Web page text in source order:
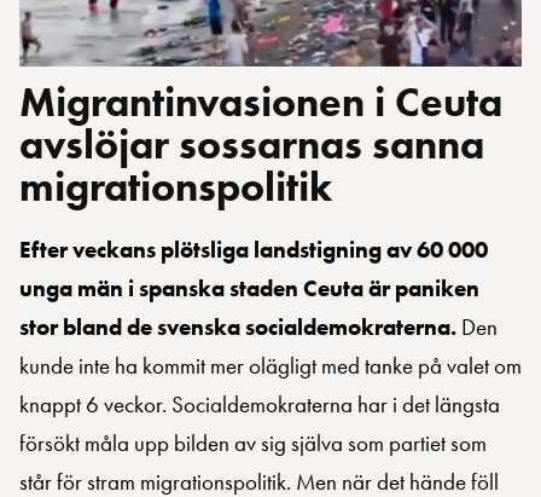
Migrantinvasionen i Ceuta
avslöjar sossarnas sanna
migrationspolitik
Efter veckans plötsliga landstigning av 60 000
unga män i spanska staden Ceuta är paniken
stor bland de svenska socialdemokraterna. Den
kunde inte ha kommit mer olägligt med tanke på valet om
knappt 6 veckor. Socialdemokraterna har i det längsta
försökt måla upp bilden av sig själva som partiet som
står för stram migrationspolitik. Men när det hände föll